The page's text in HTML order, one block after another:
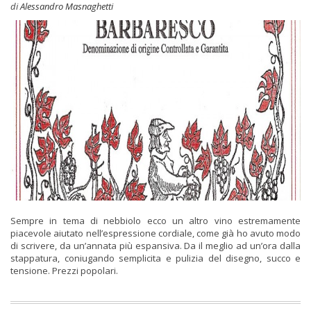
diAlessandro Masnaghetti
Sempre in tema di nebbiolo ecco un altro vino estremamente
piacevole aiutato nell’espressione cordiale, come già ho avuto modo
di scrivere, da un’annata più espansiva. Da il meglio ad un’ora dalla
stappatura, coniugando semplicita e pulizia del disegno, succo e
tensione. Prezzi popolari.